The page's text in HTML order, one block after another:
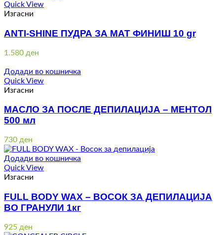
Quick View
Изгасни
ANTI-SHINE ПУДРА ЗА МАТ ФИНИШ 10 gr
1.580 ден
Додади во кошничка
Quick View
Изгасни
МАСЛО ЗА ПОСЛЕ ДЕПИЛАЦИЈА – МЕНТОЛ
500 мл
730 ден
Додади во кошничка
Quick View
Изгасни
FULL BODY WAX – ВОСОК ЗА ДЕПИЛАЦИЈА
ВО ГРАНУЛИ 1кг
925 ден